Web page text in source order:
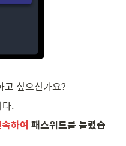
고 싶으신가요?
.
하여 패스워드를 틀렸습